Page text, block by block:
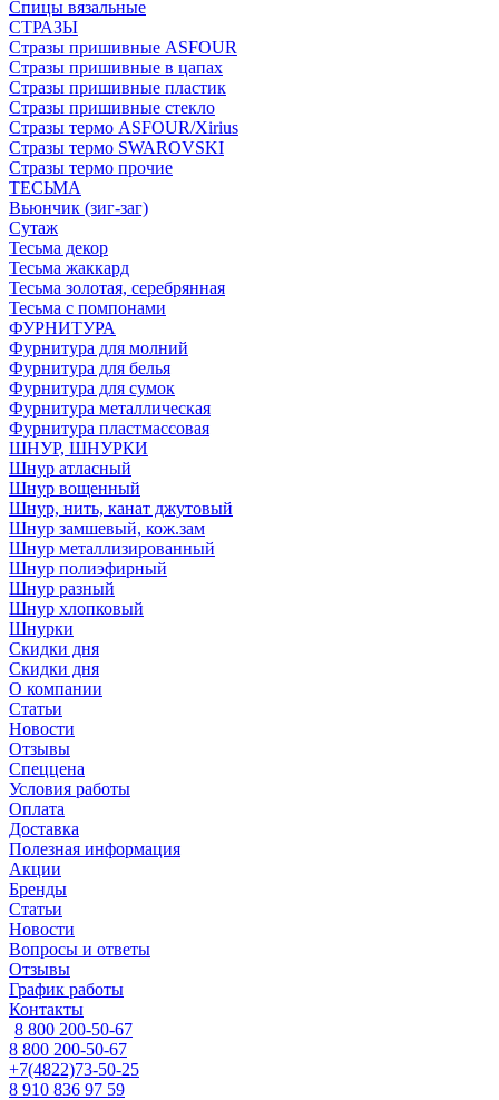
Спицы вязальные
СТРАЗЫ
Стразы пришивные ASFOUR
Стразы пришивные в цапах
Стразы пришивные пластик
Стразы пришивные стекло
Стразы термо ASFOUR/Xirius
Стразы термо SWAROVSKI
Стразы термо прочие
ТЕСЬМА
Вьюнчик (зиг-заг)
Сутаж
Тесьма декор
Тесьма жаккард
Тесьма золотая, серебрянная
Тесьма с помпонами
ФУРНИТУРА
Фурнитура для молний
Фурнитура для белья
Фурнитура для сумок
Фурнитура металлическая
Фурнитура пластмассовая
ШНУР, ШНУРКИ
Шнур атласный
Шнур вощенный
Шнур, нить, канат джутовый
Шнур замшевый, кож.зам
Шнур металлизированный
Шнур полиэфирный
Шнур разный
Шнур хлопковый
Шнурки
Скидки дня
Скидки дня
О компании
Статьи
Новости
Отзывы
Спеццена
Условия работы
Оплата
Доставка
Полезная информация
Акции
Бренды
Статьи
Новости
Вопросы и ответы
Отзывы
График работы
Контакты
8 800 200-50-67
8 800 200-50-67
+7(4822)73-50-25
8 910 836 97 59